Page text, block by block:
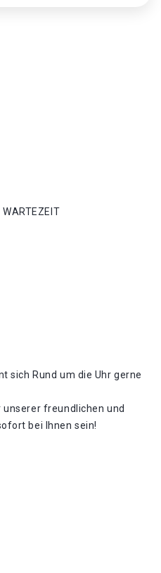
WARTEZEIT
sich Rund um die Uhr gerne
freundlichen und
bei Ihnen sein!